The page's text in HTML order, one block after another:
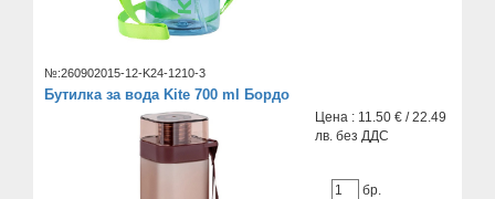
№:260902015-12-K24-1210-3
Бутилка за вода Kite 700 ml Бордо
Цена : 11.50 € / 22.49
лв. без ДДС
бр.